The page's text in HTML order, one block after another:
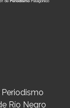
Periodismo
Río Negro